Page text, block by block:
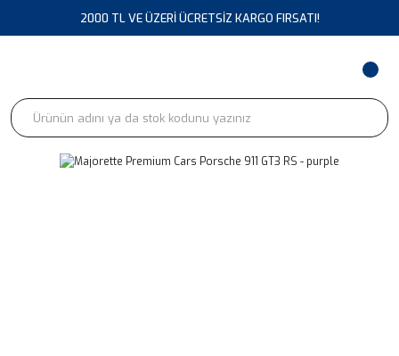
2000 TL VE ÜZERİ ÜCRETSİZ KARGO FIRSATI!